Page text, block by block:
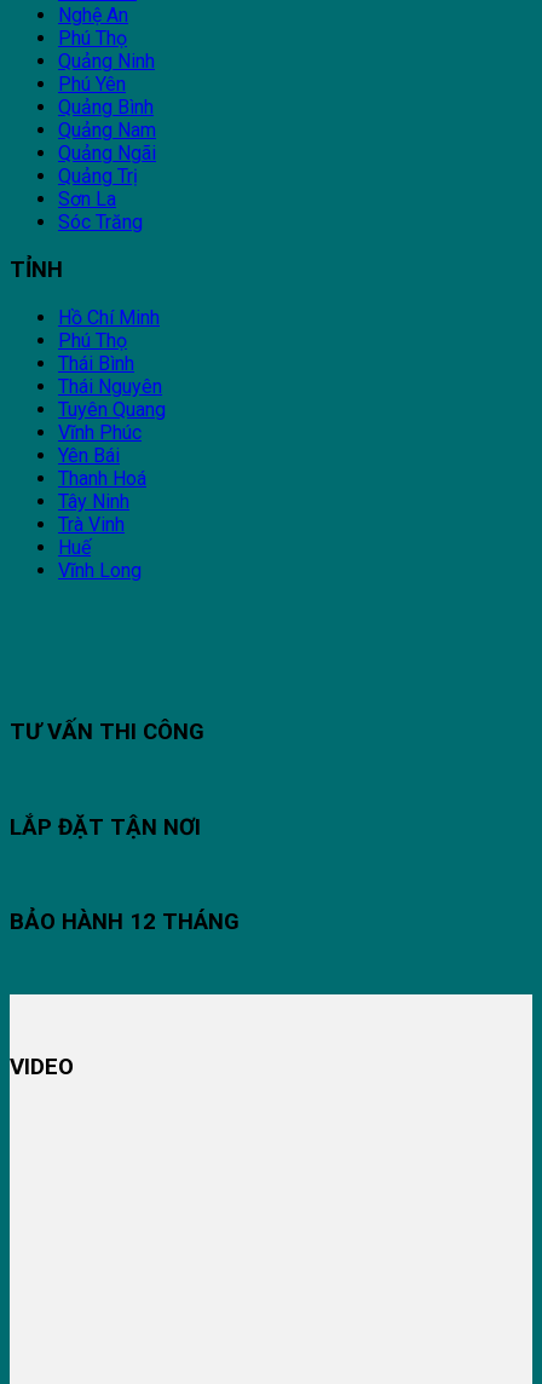
Nghệ An
Phú Thọ
Quảng Ninh
Phú Yên
Quảng Bình
Quảng Nam
Quảng Ngãi
Quảng Trị
Sơn La
Sóc Trăng
TỈNH
Hồ Chí Minh
Phú Thọ
Thái Bình
Thái Nguyên
Tuyên Quang
Vĩnh Phúc
Yên Bái
Thanh Hoá
Tây Ninh
Trà Vinh
Huế
Vĩnh Long
TƯ VẤN THI CÔNG
LẮP ĐẶT TẬN NƠI
BẢO HÀNH 12 THÁNG
VIDEO